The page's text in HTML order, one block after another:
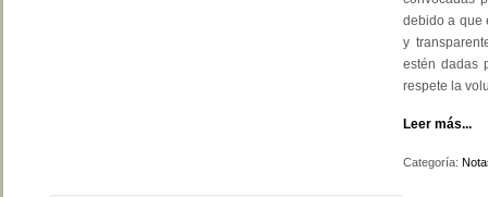
debido a que
y
estén dadas
respete la
Leer más...
Categoría: